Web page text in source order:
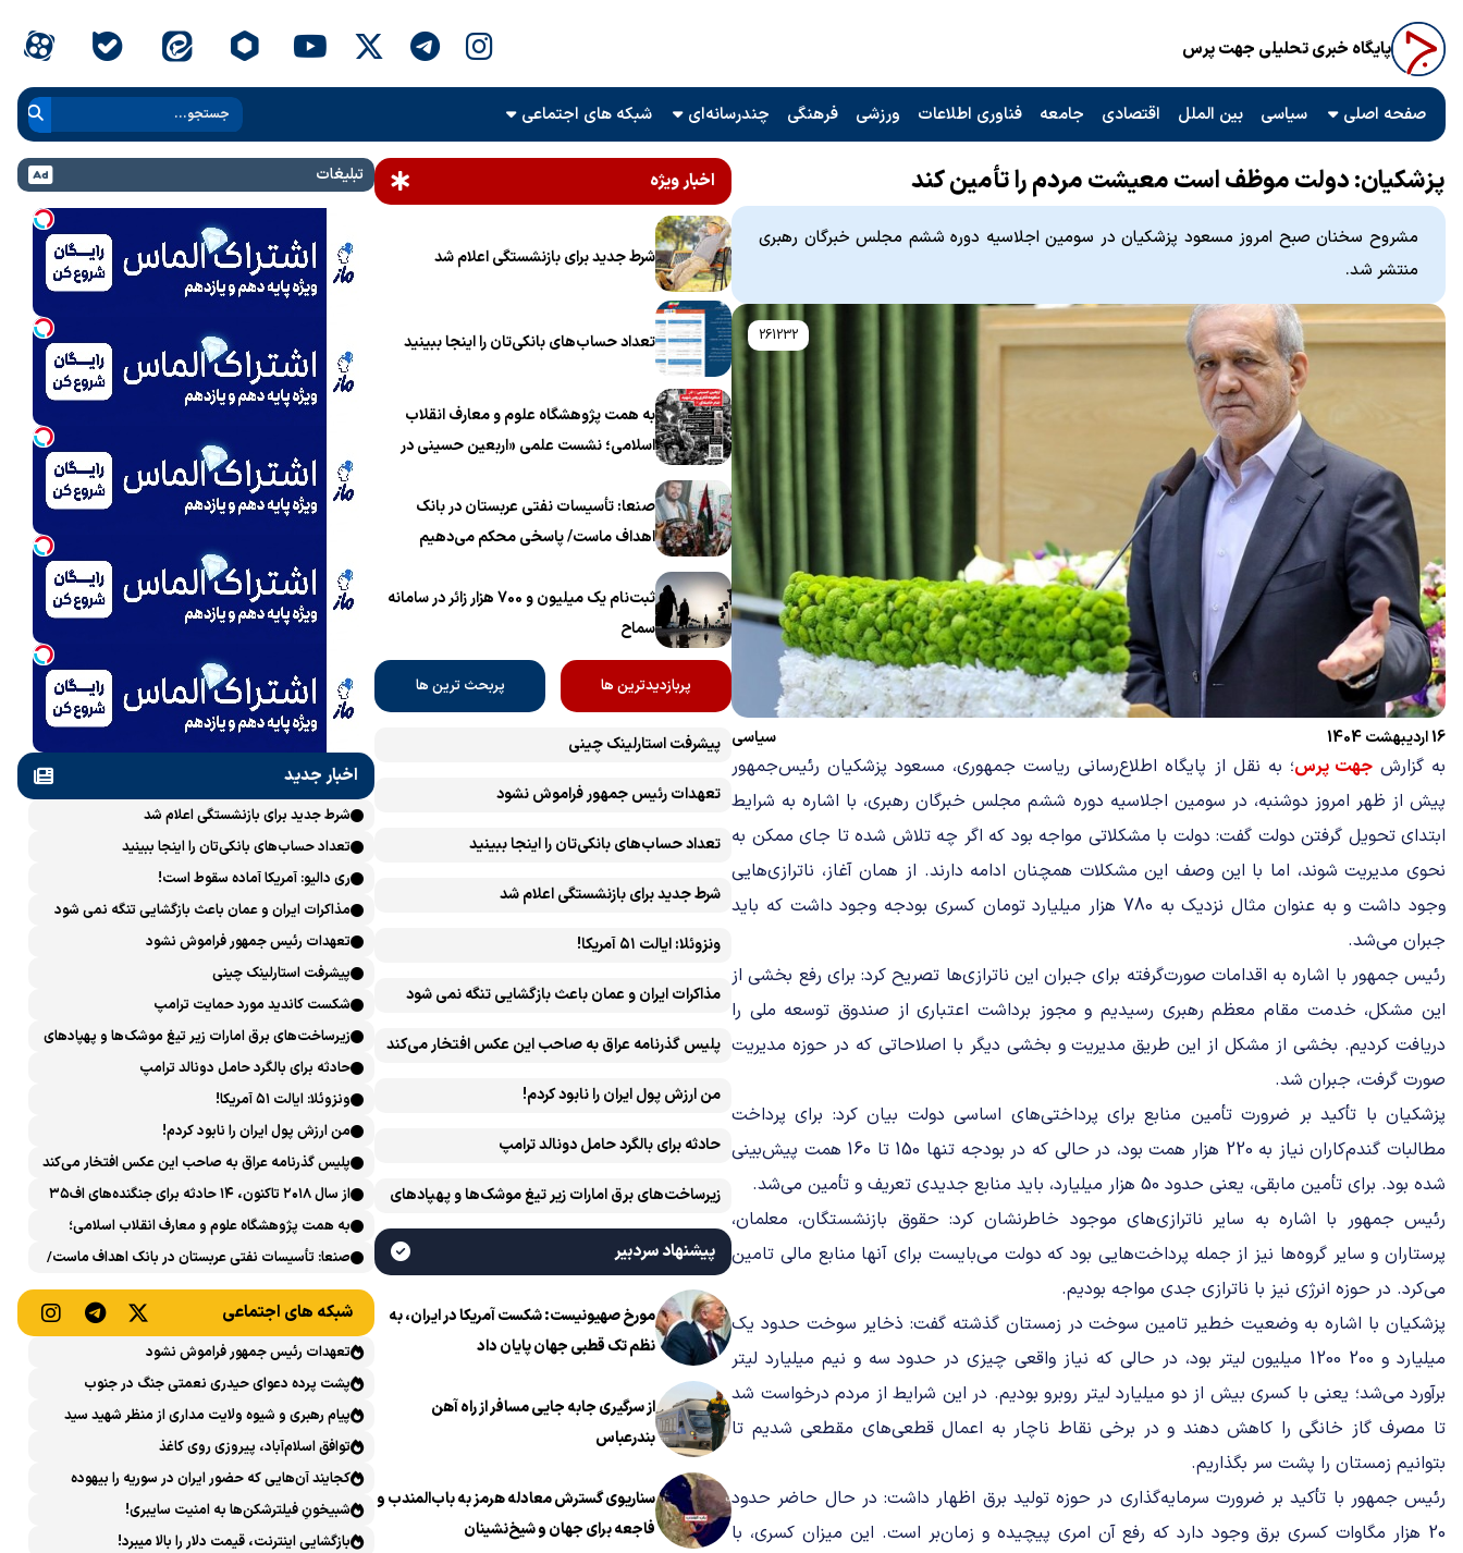
پایگاه خبری تحلیلی جهت پرس
صفحه اصلی سیاسی بین الملل اقتصادی جامعه فناوری اطلاعات ورزشی فرهنگی چندرسانه‌ای شبکه های اجتماعی
پزشکیان: دولت موظف است معیشت مردم را تأمین کند
مشروح سخنان صبح امروز مسعود پزشکیان در سومین اجلاسیه دوره ششم مجلس خبرگان رهبری
منتشر شد.
261232
16 اردیبهشت 1404 سیاسی
به گزارشجهت پرس؛ به نقل از پایگاه اطلاع‌رسانی ریاست جمهوری، مسعود پزشکیان رئیس‌جمهور
پیش از ظهر امروز دوشنبه، در سومین اجلاسیه دوره ششم مجلس خبرگان رهبری، با اشاره به شرایط
ابتدای تحویل گرفتن دولت گفت: دولت با مشکلاتی مواجه بود که اگر چه تلاش شده تا جای ممکن به
نحوی مدیریت شوند، اما با این وصف این مشکلات همچنان ادامه دارند. از همان آغاز، ناترازی‌هایی
وجود داشت و به عنوان مثال نزدیک به 780 هزار میلیارد تومان کسری بودجه وجود داشت که باید
جبران می‌شد.
رئیس جمهور با اشاره به اقدامات صورت‌گرفته برای جبران این ناترازی‌ها تصریح کرد: برای رفع بخشی از
این مشکل، خدمت مقام معظم رهبری رسیدیم و مجوز برداشت اعتباری از صندوق توسعه ملی را
دریافت کردیم. بخشی از مشکل از این طریق مدیریت و بخشی دیگر با اصلاحاتی که در حوزه مدیریت
صورت گرفت، جبران شد.
پزشکیان با تأکید بر ضرورت تأمین منابع برای پرداختی‌های اساسی دولت بیان کرد: برای پرداخت
مطالبات گندم‌کاران نیاز به 220 هزار همت بود، در حالی که در بودجه تنها 150 تا 160 همت پیش‌بینی
شده بود. برای تأمین مابقی، یعنی حدود 50 هزار میلیارد، باید منابع جدیدی تعریف و تأمین می‌شد.
رئیس جمهور با اشاره به سایر ناترازی‌های موجود خاطرنشان کرد: حقوق بازنشستگان، معلمان،
پرستاران و سایر گروه‌ها نیز از جمله پرداخت‌هایی بود که دولت می‌بایست برای آنها منابع مالی تامین
می‌کرد. در حوزه انرژی نیز با ناترازی جدی مواجه بودیم.
پزشکیان با اشاره به وضعیت خطیر تامین سوخت در زمستان گذشته گفت: ذخایر سوخت حدود یک
میلیارد و 200 1200 میلیون لیتر بود، در حالی که نیاز واقعی چیزی در حدود سه و نیم میلیارد لیتر
برآورد می‌شد؛ یعنی با کسری بیش از دو میلیارد لیتر روبرو بودیم. در این شرایط از مردم درخواست شد
تا مصرف گاز خانگی را کاهش دهند و در برخی نقاط ناچار به اعمال قطعی‌های مقطعی شدیم تا
بتوانیم زمستان را پشت سر بگذاریم.
رئیس جمهور با تأکید بر ضرورت سرمایه‌گذاری در حوزه تولید برق اظهار داشت: در حال حاضر حدود
20 هزار مگاوات کسری برق وجود دارد که رفع آن امری پیچیده و زمان‌بر است. این میزان کسری، با
اخبار ویژه
شرط جدید برای بازنشستگی اعلام شد
تعداد حساب‌های بانکی‌تان را اینجا ببینید
به همت پژوهشگاه علوم و معارف انقلاب
اسلامی؛ نشست علمی «اربعین حسینی در
برگزار می‌شود
صنعا: تأسیسات نفتی عربستان در بانک
اهداف ماست/ پاسخی محکم می‌دهیم
ثبت‌نام یک میلیون و 700 هزار زائر در سامانه
سماح ‌
پربازدیدترین ها پربحث ترین ها
پیشرفت ‏استارلینک چینی
تعهدات رئیس جمهور فراموش نشود
تعداد حساب‌های بانکی‌تان را اینجا ببینید
شرط جدید برای بازنشستگی اعلام شد
ونزوئلا: ایالت ۵۱ آمریکا!
مذاکرات ایران و عمان باعث بازگشایی تنگه نمی شود
پلیس گذرنامه عراق به صاحب این عکس افتخار می‌کند
من ارزش پول ایران را نابود کردم!
حادثه برای بالگرد حامل دونالد ترامپ
زیرساخت‌های برق امارات زیر تیغ موشک‌ها و پهپادهای
ایران است
پیشنهاد سردبیر
مورخ صهیونیست: شکست آمریکا در ایران، به
نظم تک قطبی جهان پایان داد
از سرگیری جابه جایی مسافر از راه آهن
بندرعباس
سناریوی گسترش معادله هرمز به باب‌المندب و
فاجعه برای جهان و شیخ‌نشینان
تبلیغات
اخبار جدید
شرط جدید برای بازنشستگی اعلام شد
تعداد حساب‌های بانکی‌تان را اینجا ببینید
ری دالیو: آمریکا آماده سقوط است!
مذاکرات ایران و عمان باعث بازگشایی تنگه نمی شود
تعهدات رئیس جمهور فراموش نشود
پیشرفت ‏استارلینک چینی
شکست کاندید مورد حمایت ترامپ
زیرساخت‌های برق امارات زیر تیغ موشک‌ها و پهپادهای
ایران است
حادثه برای بالگرد حامل دونالد ترامپ
ونزوئلا: ایالت ۵۱ آمریکا!
من ارزش پول ایران را نابود کردم!
پلیس گذرنامه عراق به صاحب این عکس افتخار می‌کند
از سال ۲۰۱۸ تاکنون، ۱۴ حادثه برای جنگنده‌های اف۳۵
آمریکایی رخ داده است
به همت پژوهشگاه علوم و معارف انقلاب اسلامی؛
نشست علمی «اربعین حسینی در منظومه فکری رهبر
صنعا: تأسیسات نفتی عربستان در بانک اهداف ماست/
پاسخی محکم می‌دهیم
شبکه های اجتماعی
تعهدات رئیس جمهور فراموش نشود
پشت پرده دعوای حیدری نعمتی جنگ در جنوب
پیام رهبری و شیوه ولایت مداری از منظر شهید سید
حسن نصرالله
توافق اسلام‌آباد، پیروزی روی کاغذ
کجایند آن‌هایی که حضور ایران در سوریه را بیهوده
میدانستند؟
شبیخونِ فیلترشکن‌ها به امنیت سایبری!
بازگشایی اینترنت، قیمت دلار را بالا میبرد!